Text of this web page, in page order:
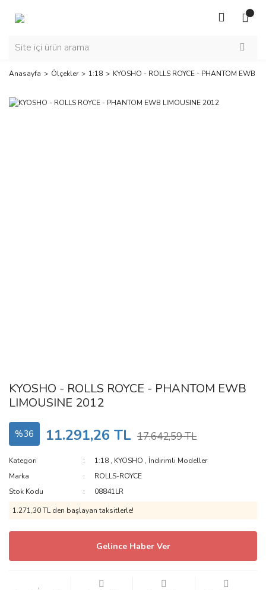
Anasayfa Ölçekler 1:18 KYOSHO - ROLLS ROYCE - PHANTOM EWB
KYOSHO - ROLLS ROYCE - PHANTOM EWB
LIMOUSINE 2012
%36 11.291,26 TL 17.642,59 TL
Kategori 1:18 , KYOSHO , İndirimli Modeller
Marka
ROLLS-ROYCE
Stok Kodu
08841LR
1.271,30 TL den başlayan taksitlerle!
Gelince Haber Ver